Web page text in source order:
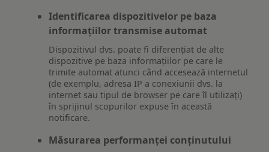
Identificarea dispozitivelor pe baza
informațiilor transmise automat
Dispozitivul dvs. poate fi diferențiat de alte
dispozitive pe baza informațiilor pe care le
trimite automat atunci când accesează internetul
(de exemplu, adresa IP a conexiunii dvs. la
internet sau tipul de browser pe care îl utilizați)
în sprijinul scopurilor expuse în această
notificare.
Măsurarea performanței conținutului